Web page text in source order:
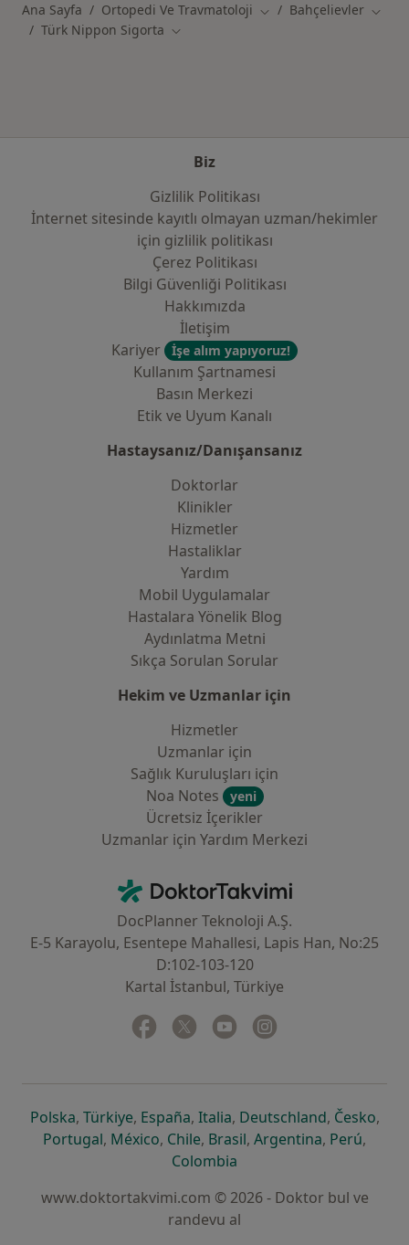
Ana Sayfa Ortopedi Ve Travmatoloji Şehir değiştir
Bahçelievler Şehir
Türk Nippon Sigorta Şehir değiştir
Biz
Gizlilik Politikası
İnternet sitesinde kayıtlı olmayan uzman/hekimler
i̇çin gizlilik politikası
Çerez Politikası
Bilgi Güvenliği Politikası
Hakkımızda
İletişim
Kariyer
İşe alım yapıyoruz!
Kullanım Şartnamesi
Basın Merkezi
Etik ve Uyum Kanalı
Hastaysanız/Danışansanız
Doktorlar
Klinikler
Hizmetler
Hastaliklar
Yardım
Mobil Uygulamalar
Hastalara Yönelik Blog
Aydınlatma Metni
Sıkça Sorulan Sorular
Hekim ve Uzmanlar için
Hizmetler
Uzmanlar için
Sağlık Kuruluşları için
Noa Notes
yeni
Ücretsiz İçerikler
Uzmanlar için Yardım Merkezi
DoktorTakvimi - Ana Sayfa
DocPlanner Teknoloji A.Ş.
E-5 Karayolu, Esentepe Mahallesi, Lapis Han, No:25
D:102-103-120
Kartal İstanbul, Türkiye
Facebook
yeni bir sekmede açılır
Twitter
yeni bir sekmede açılır
Youtube
yeni bir sekmede açılır
Polskayeni bir sekmede açılır
, Türkiyeyeni bir sekmede açılır
, Españayeni bir sekmede açılır
, Italiayeni bir sekmede açılır
, Deutschlandyeni bir
, Českoyeni
,
Portugalyeni bir sekmede açılır
, Méxicoyeni bir sekmede açılır
, Chileyeni bir sekmede açılır
, Brasilyeni bir sekmede açılır
, Argentinayeni bir
, Perúyeni
,
Colombia
www.doktortakvimi.com © 2026 - Doktor bul ve
randevu al